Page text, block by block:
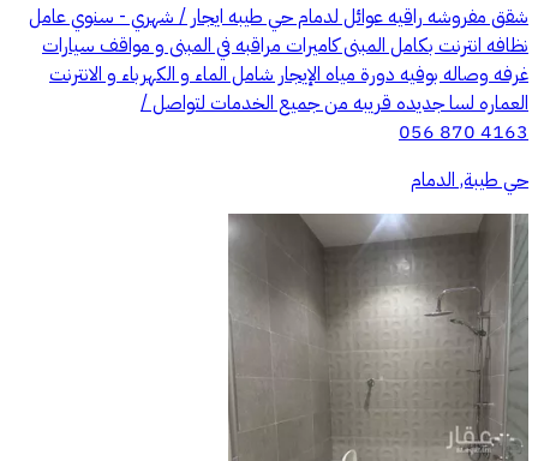
شقق مفروشه راقيه عوائل لدمام حي طيبه ايجار / شهري - سنوي عامل
نظافه انترنت بكامل المبنى كاميرات مراقبه في المبنى و مواقف سيارات
غرفه وصاله بوفيه دورة مياه الإيجار شامل الماء و الكهرباء و الانترنت
العماره لسا جديده قريبه من جميع الخدمات لتواصل /
056 870 4163
حي طيبة, الدمام